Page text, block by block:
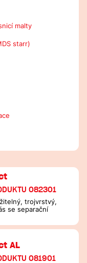
malty
starr)
082301
trojvrstvý,
se separační
AL
081901